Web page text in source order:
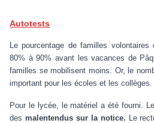
Autotests
Le pourcentage de familles
80% à 90% avant les vacances de
familles se mobilisent moins. Or, le
important pour les écoles et les collèges.
Pour le lycée, le matériel a été fourni.
des malentendus sur la notice. Le